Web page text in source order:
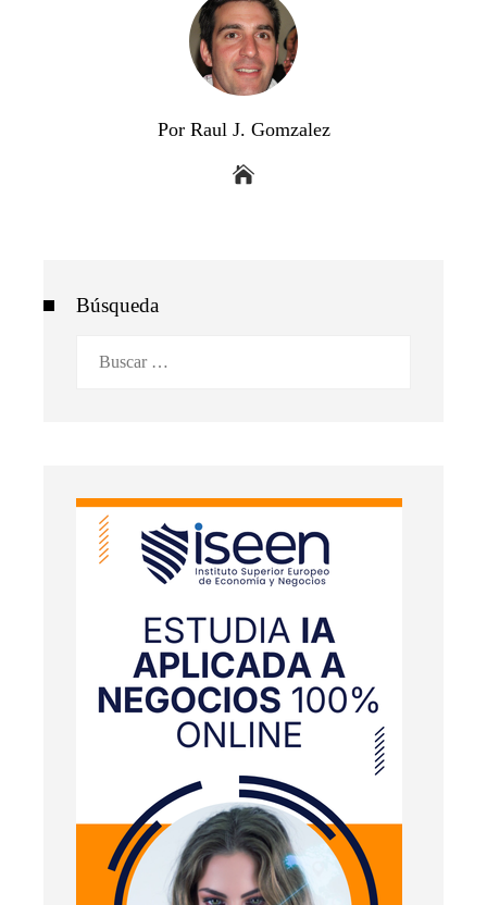
Por Raul J. Gomzalez
Búsqueda